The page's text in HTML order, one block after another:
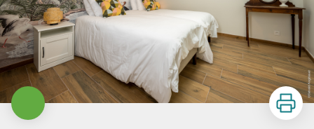
Imprimer